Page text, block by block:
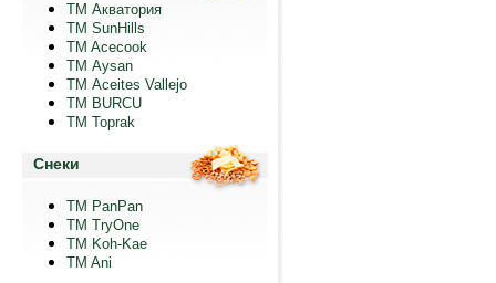
ТМ Акватория
ТМ SunHills
TM Acecook
ТМ Aysan
ТМ Aceites Vallejo
TM BURCU
TM Toprak
Снеки
TM PanPan
ТМ TryOne
ТМ Koh-Kae
TM Ani